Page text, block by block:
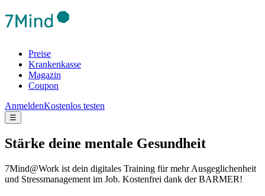
Preise
Krankenkasse
Magazin
Coupon
AnmeldenKostenlos testen
☰
Stärke deine mentale Gesundheit
7Mind@Work ist dein digitales Training für mehr Ausgeglichenheit
und Stressmanagement im Job. Kostenfrei dank der BARMER!